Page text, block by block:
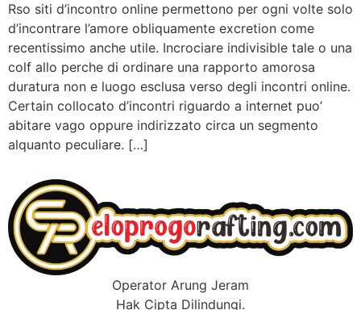
Rso siti d’incontro online permettono per ogni volte solo
d’incontrare l’amore obliquamente excretion come
recentissimo anche utile. Incrociare indivisible tale o una
colf allo perche di ordinare una rapporto amorosa
duratura non e luogo esclusa verso degli incontri online.
Certain collocato d’incontri riguardo a internet puo’
abitare vago oppure indirizzato circa un segmento
alquanto peculiare. […]
Operator Arung Jeram
Hak Cipta Dilindungi.